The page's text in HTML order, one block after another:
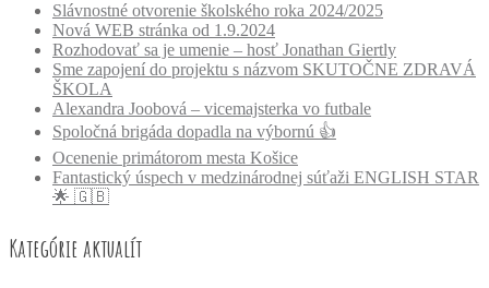
Slávnostné otvorenie školského roka 2024/2025
Nová WEB stránka od 1.9.2024
Rozhodovať sa je umenie – hosť Jonathan Giertly
Sme zapojení do projektu s názvom SKUTOČNE ZDRAVÁ
ŠKOLA
Alexandra Joobová – vicemajsterka vo futbale
Spoločná brigáda dopadla na výbornú 👍
Ocenenie primátorom mesta Košice
Fantastický úspech v medzinárodnej súťaži ENGLISH STAR
🌟 🇬🇧
Kategórie aktualít